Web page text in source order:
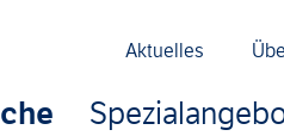
Aktuelles